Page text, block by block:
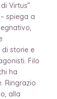
Virtus”
spiega a
storie e
Filo
ha
Ringrazio
alla